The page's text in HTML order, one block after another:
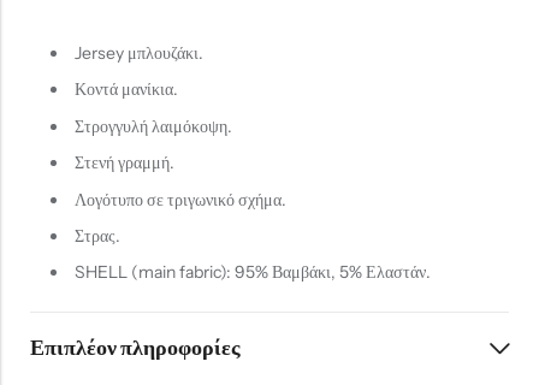
Jersey μπλουζάκι.
Κοντά μανίκια.
Στρογγυλή λαιμόκοψη.
Στενή γραμμή.
Λογότυπο σε τριγωνικό σχήμα.
Στρας.
SHELL (main fabric): 95% Βαμβάκι, 5% Ελαστάν.
Επιπλέον πληροφορίες